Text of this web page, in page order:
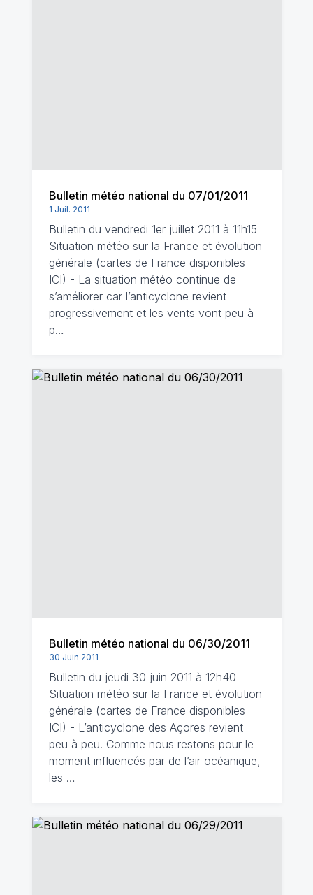
Bulletin météo national du 07/01/2011
1 Juil. 2011
Bulletin du vendredi 1er juillet 2011 à 11h15
Situation météo sur la France et évolution
générale (cartes de France disponibles
ICI) - La situation météo continue de
s’améliorer car l’anticyclone revient
progressivement et les vents vont peu à
p…
Bulletin météo national du 06/30/2011
30 Juin 2011
Bulletin du jeudi 30 juin 2011 à 12h40
Situation météo sur la France et évolution
générale (cartes de France disponibles
ICI) - L’anticyclone des Açores revient
peu à peu. Comme nous restons pour le
moment influencés par de l’air océanique,
les …